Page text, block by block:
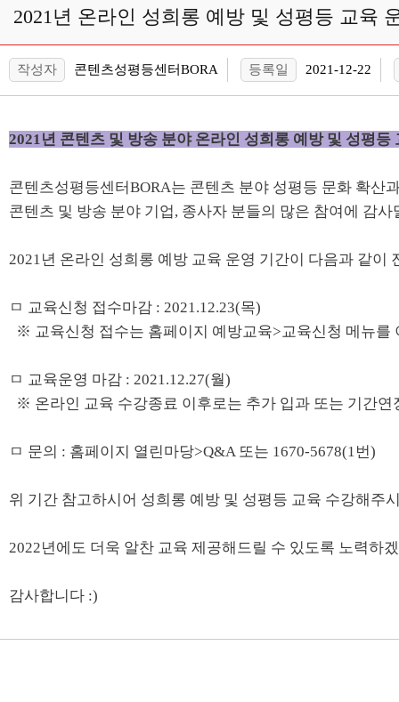
2021년 온라인 성희롱 예방 및 성평등 교육
작성자 콘텐츠성평등센터BORA 등록일 2021-12-22
2021년 콘텐츠 및 방송 분야 온라인 성희롱 예방 및 성평등
콘텐츠성평등센터BORA는 콘텐츠 분야 성평등 문화 확산
콘텐츠 및 방송 분야 기업, 종사자 분들의 많은 참여에 감사
2021년 온라인 성희롱 예방 교육 운영 기간이 다음과 같이
ㅁ 교육신청 접수마감 : 2021.12.23(목)
※ 교육신청 접수는 홈페이지 예방교육>교육신청 메뉴를
ㅁ 교육운영 마감 : 2021.12.27(월)
※ 온라인 교육 수강종료 이후로는 추가 입과 또는 기간연
ㅁ 문의 : 홈페이지 열린마당>Q&A 또는 1670-5678(1번)
위 기간 참고하시어 성희롱 예방 및 성평등 교육 수강해주
2022년에도 더욱 알찬 교육 제공해드릴 수 있도록 노력하
감사합니다 :)